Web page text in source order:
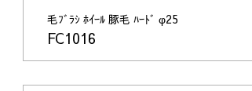
毛ﾌﾞﾗｼ ﾎｲｰﾙ 豚毛 ﾊｰﾄﾞ φ25
FC1016